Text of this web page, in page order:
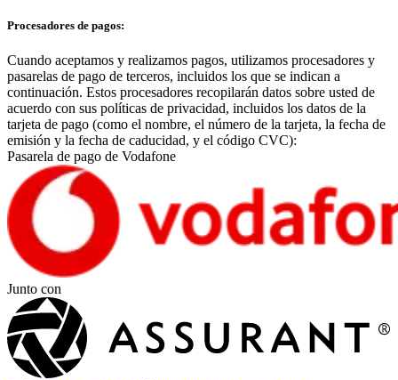
Procesadores de pagos:
Cuando aceptamos y realizamos pagos, utilizamos procesadores y
pasarelas de pago de terceros, incluidos los que se indican a
continuación. Estos procesadores recopilarán datos sobre usted de
acuerdo con sus políticas de privacidad, incluidos los datos de la
tarjeta de pago (como el nombre, el número de la tarjeta, la fecha de
emisión y la fecha de caducidad, y el código CVC):
Pasarela de pago de Vodafone
Junto con